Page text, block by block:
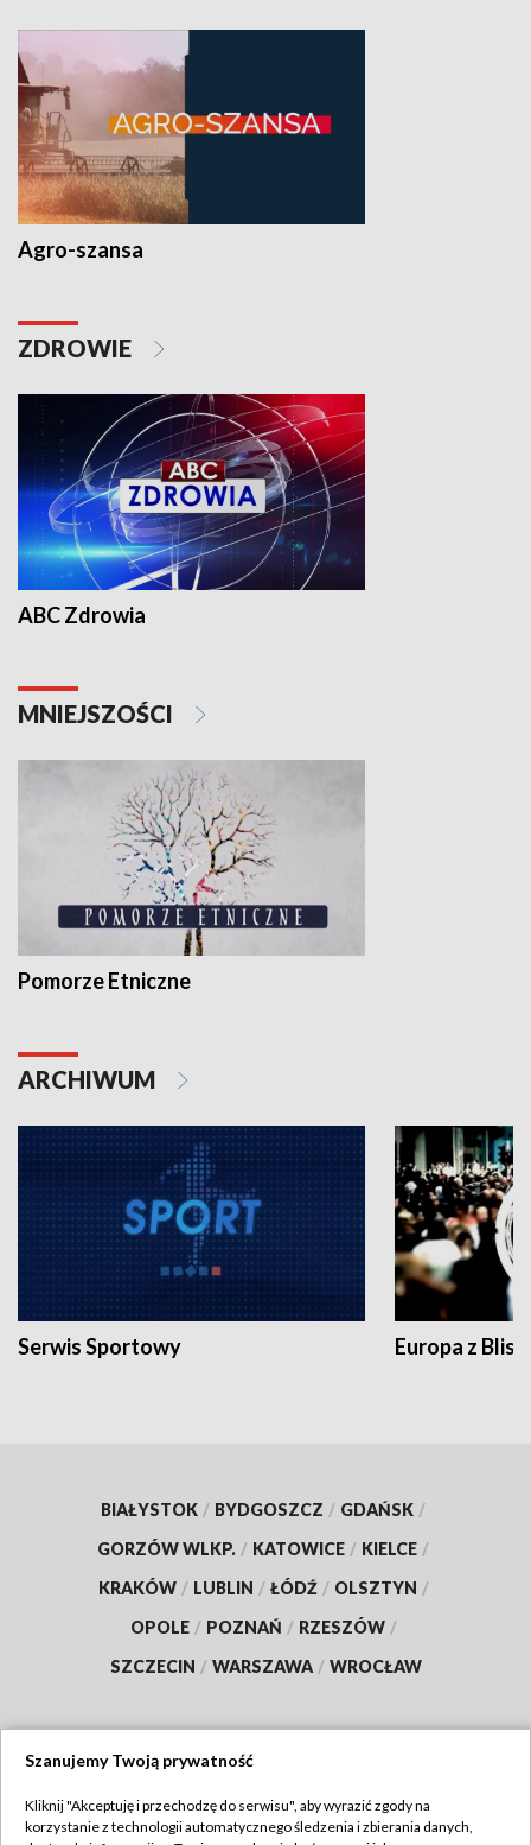
Agro-szansa
ZDROWIE
ABC Zdrowia
MNIEJSZOŚCI
Pomorze Etniczne
ARCHIWUM
Serwis Sportowy Europa z
BIAŁYSTOK / BYDGOSZCZ / GDAŃSK /
GORZÓW WLKP. / KATOWICE / KIELCE /
KRAKÓW / LUBLIN / ŁÓDŹ / OLSZTYN /
OPOLE / POZNAŃ / RZESZÓW /
SZCZECIN / WARSZAWA / WROCŁAW
TVP
Szanujemy Twoją prywatność
Kliknij "Akceptuję i przechodzę do serwisu", aby wyrazić zgody na
korzystanie z technologii automatycznego śledzenia i zbierania danych,